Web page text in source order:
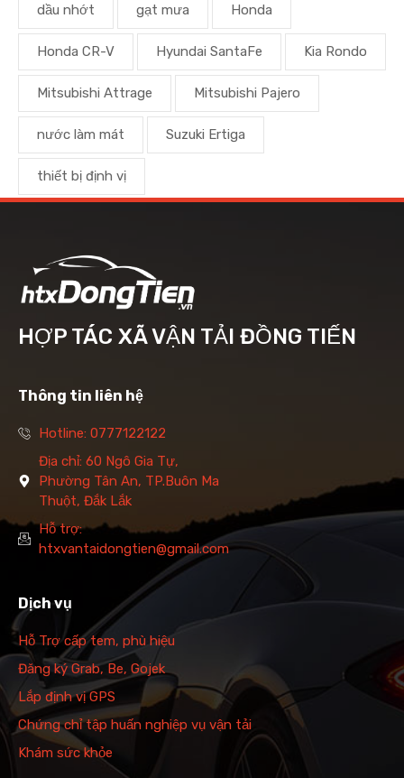
dầu nhớt gạt mưa Honda
Honda CR-V Hyundai SantaFe Kia Rondo
Mitsubishi Attrage Mitsubishi Pajero
nước làm mát Suzuki Ertiga
thiết bị định vị
HỢP TÁC XÃ VẬN TẢI ĐỒNG TIẾN
Thông tin liên hệ
Hotline: 0777122122
Địa chỉ: 60 Ngô Gia Tự,
Phường Tân An, TP.Buôn Ma
Thuột, Đắk Lắk
Hỗ trợ:
htxvantaidongtien@gmail.com
Dịch vụ
Hỗ Trợ cấp tem, phù hiệu
Đăng ký Grab, Be, Gojek
Lắp định vị GPS
Chứng chỉ tập huấn nghiệp vụ vận tải
Khám sức khỏe